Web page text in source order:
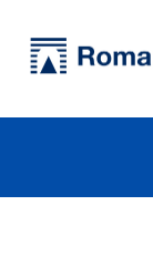
Prof. GENNARO GERVASIO - Università Roma Tre